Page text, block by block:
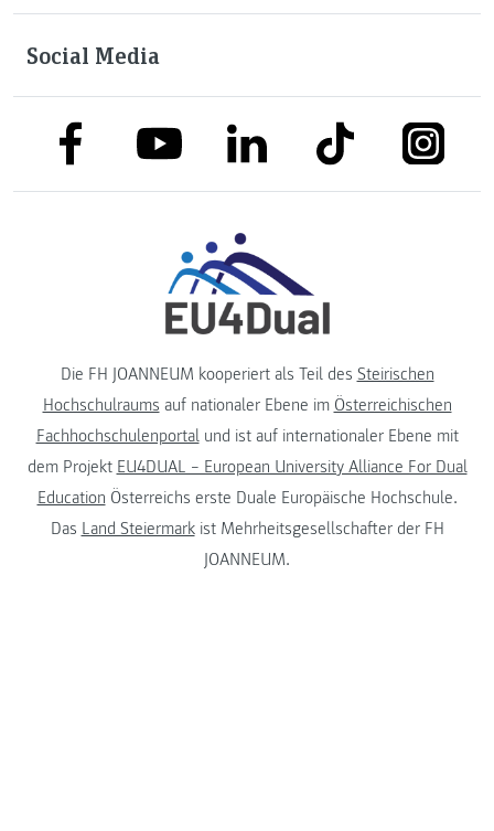
Social Media
link to facebooklink to youtubelink to linkedinlink to tiktok
Die FH JOANNEUM kooperiert als Teil des Steirischen
Hochschulraums auf nationaler Ebene im Österreichischen
Fachhochschulenportalund ist auf internationaler Ebene mit
dem Projekt EU4DUAL – European University Alliance For Dual
Education Österreichs erste Duale Europäische Hochschule.
Das Land Steiermarkist Mehrheitsgesellschafter der FH
JOANNEUM.